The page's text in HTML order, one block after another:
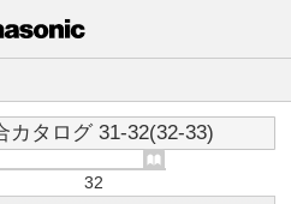
カタログ 31-32(32-33)
32